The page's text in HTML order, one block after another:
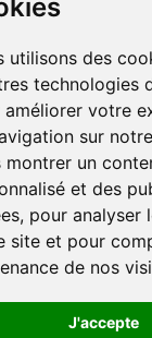
utilisons des
technologies
améliorer votre
sur
montrer un
et des
pour analyser
site et pour
de nos
J'accepte